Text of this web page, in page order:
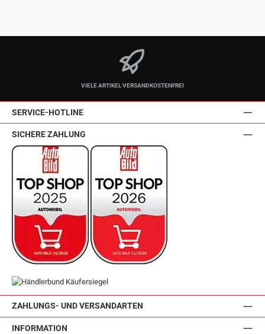
VIELE ARTIKEL VERSANDKOSTENFREI
SERVICE-HOTLINE
ZAHLUNGS- UND VERSANDARTEN
INFORMATION
SICHERE ZAHLUNG